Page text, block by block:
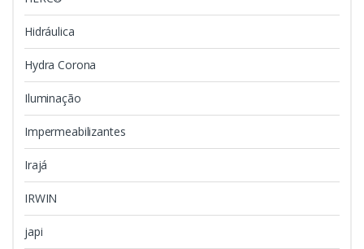
Hidráulica
Hydra Corona
Iluminação
Impermeabilizantes
Irajá
IRWIN
japi